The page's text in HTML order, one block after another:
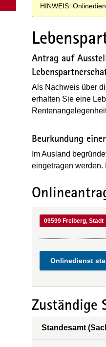
HINWEIS:
Antrag auf
Als Nachweis über
erhalten Sie eine
Beurkundung
Im Ausland
eingetragen werden.
09599 Freiberg, Stadt
Onlinedienst
Zuständige
Standesamt